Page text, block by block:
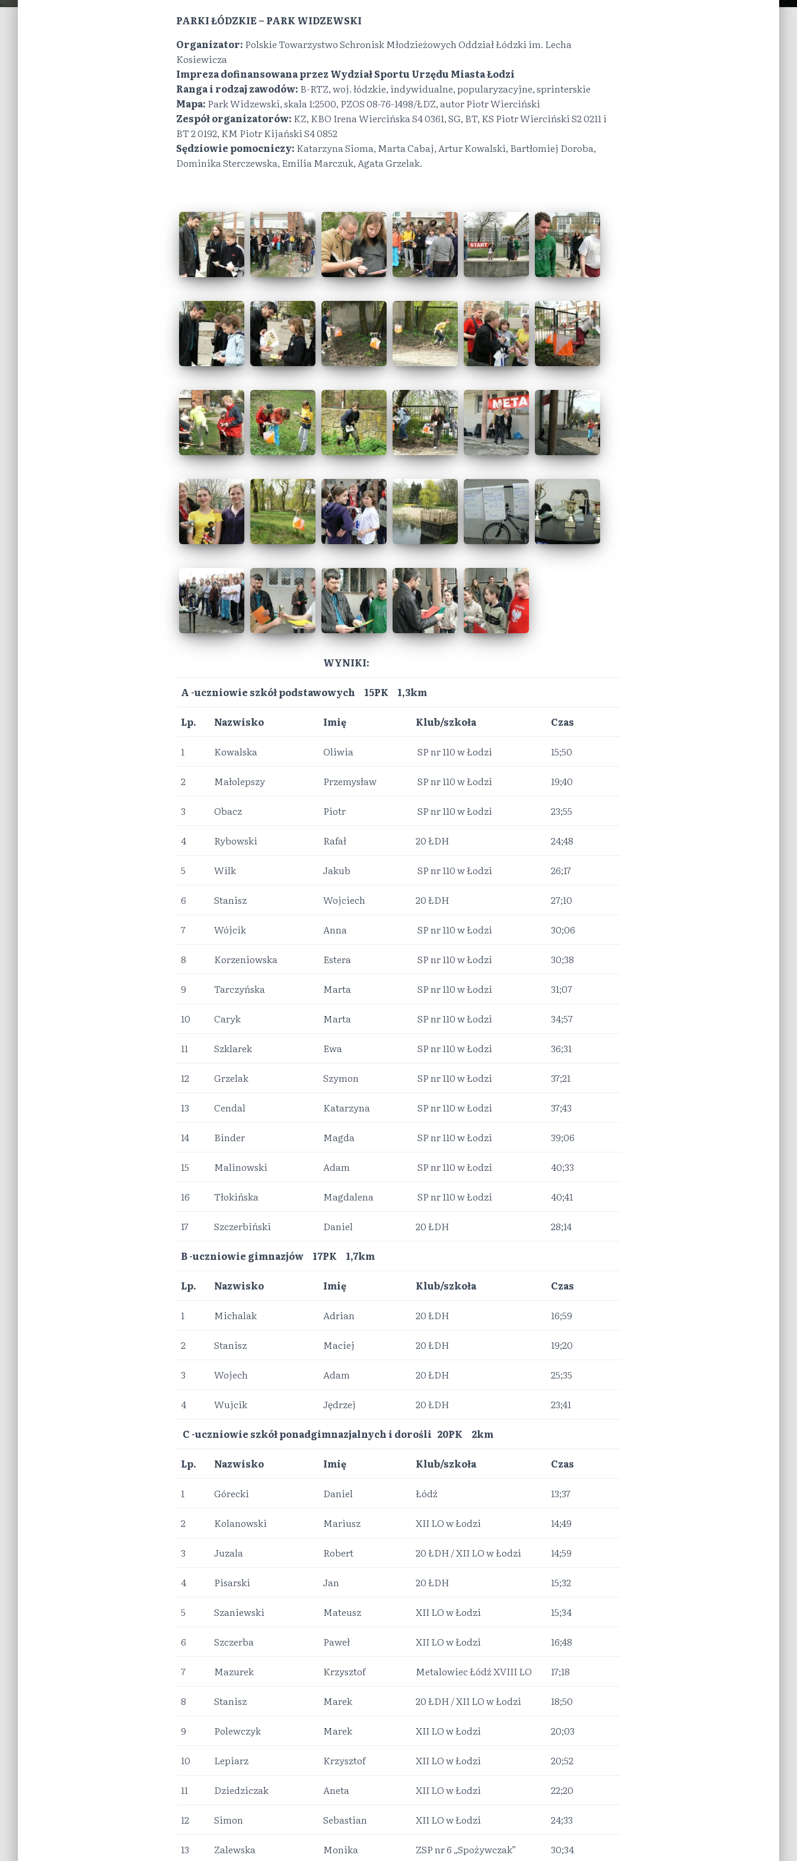
PARKI ŁÓDZKIE – PARK WIDZEWSKI
Organizator: Polskie Towarzystwo Schronisk Młodzieżowych Oddział Łódzki im. Lecha
Kosiewicza
Impreza dofinansowana przez Wydział Sportu Urzędu Miasta Łodzi
Ranga i rodzaj zawodów: B-RTZ, woj. łódzkie, indywidualne, popularyzacyjne, sprinterskie
Mapa: Park Widzewski, skala 1:2500, PZOS 08-76-1498/ŁDZ, autor Piotr Wierciński
Zespół organizatorów: KZ, KBO Irena Wiercińska S4 0361, SG, BT, KS Piotr Wierciński S2 0211 i
BT 2 0192, KM Piotr Kijański S4 0852
Sędziowie pomocniczy: Katarzyna Sioma, Marta Cabaj, Artur Kowalski, Bartłomiej Doroba,
Dominika Sterczewska, Emilia Marczuk, Agata Grzelak.
WYNIKI:
A -uczniowie szkół podstawowych 15PK 1,3km
Lp. Nazwisko Imię Klub/szkoła Czas
1 Kowalska Oliwia SP nr 110 w Łodzi 15;50
2 Małolepszy Przemysław SP nr 110 w Łodzi 19;40
3 Obacz Piotr SP nr 110 w Łodzi 23;55
4 Rybowski Rafał 20 ŁDH 24;48
5 Wilk Jakub SP nr 110 w Łodzi 26;17
6 Stanisz Wojciech 20 ŁDH 27;10
7 Wójcik Anna SP nr 110 w Łodzi 30;06
8 Korzeniowska Estera SP nr 110 w Łodzi 30;38
9 Tarczyńska Marta SP nr 110 w Łodzi 31;07
10 Caryk Marta SP nr 110 w Łodzi 34;57
11 Szklarek Ewa SP nr 110 w Łodzi 36;31
12 Grzelak Szymon SP nr 110 w Łodzi 37;21
13 Cendal Katarzyna SP nr 110 w Łodzi 37;43
14 Binder Magda SP nr 110 w Łodzi 39;06
15 Malinowski Adam SP nr 110 w Łodzi 40;33
16 Tłokińska Magdalena SP nr 110 w Łodzi 40;41
17 Szczerbiński Daniel 20 ŁDH 28;14
B -uczniowie gimnazjów 17PK 1,7km
Lp. Nazwisko Imię Klub/szkoła Czas
1 Michalak Adrian 20 ŁDH 16;59
2 Stanisz Maciej 20 ŁDH 19;20
3 Wojech Adam 20 ŁDH 25;35
4 Wujcik Jędrzej 20 ŁDH 23;41
C -uczniowie szkół ponadgimnazjalnych i dorośli 20PK 2km
Lp. Nazwisko Imię Klub/szkoła Czas
1 Górecki Daniel Łódź 13;37
2 Kolanowski Mariusz XII LO w Łodzi 14;49
3 Juzala Robert 20 ŁDH / XII LO w Łodzi 14;59
4 Pisarski Jan 20 ŁDH 15;32
5 Szaniewski Mateusz XII LO w Łodzi 15;34
6 Szczerba Paweł XII LO w Łodzi 16;48
7 Mazurek Krzysztof Metalowiec Łódź XVIII LO 17;18
8 Stanisz Marek 20 ŁDH / XII LO w Łodzi 18;50
9 Polewczyk Marek XII LO w Łodzi 20;03
10 Lepiarz Krzysztof XII LO w Łodzi 20;52
11 Dziedziczak Aneta XII LO w Łodzi 22;20
12 Simon Sebastian XII LO w Łodzi 24;33
13 Zalewska Monika ZSP nr 6 „Spożywczak” 30;34